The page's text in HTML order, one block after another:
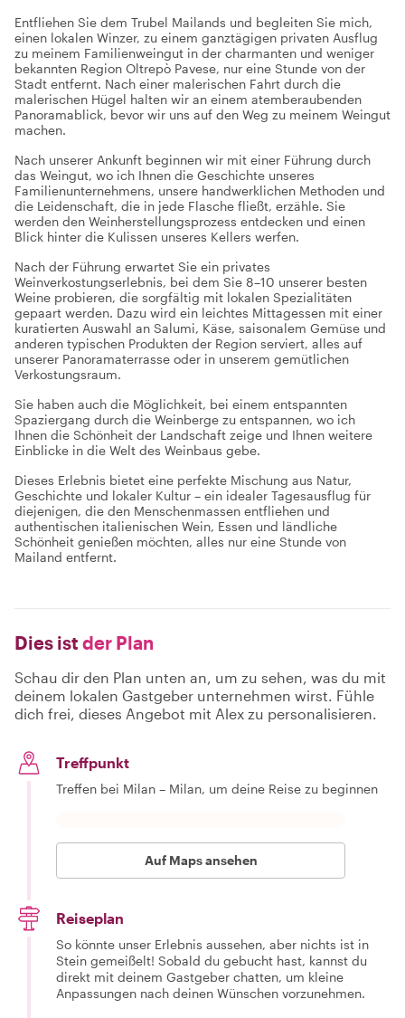
Entfliehen Sie dem Trubel Mailands und begleiten Sie mich,
einen lokalen Winzer, zu einem ganztägigen privaten Ausflug
zu meinem Familienweingut in der charmanten und weniger
bekannten Region Oltrepò Pavese, nur eine Stunde von der
Stadt entfernt. Nach einer malerischen Fahrt durch die
malerischen Hügel halten wir an einem atemberaubenden
Panoramablick, bevor wir uns auf den Weg zu meinem Weingut
machen.
Nach unserer Ankunft beginnen wir mit einer Führung durch
das Weingut, wo ich Ihnen die Geschichte unseres
Familienunternehmens, unsere handwerklichen Methoden und
die Leidenschaft, die in jede Flasche fließt, erzähle. Sie
werden den Weinherstellungsprozess entdecken und einen
Blick hinter die Kulissen unseres Kellers werfen.
Nach der Führung erwartet Sie ein privates
Weinverkostungserlebnis, bei dem Sie 8–10 unserer besten
Weine probieren, die sorgfältig mit lokalen Spezialitäten
gepaart werden. Dazu wird ein leichtes Mittagessen mit einer
kuratierten Auswahl an Salumi, Käse, saisonalem Gemüse und
anderen typischen Produkten der Region serviert, alles auf
unserer Panoramaterrasse oder in unserem gemütlichen
Verkostungsraum.
Sie haben auch die Möglichkeit, bei einem entspannten
Spaziergang durch die Weinberge zu entspannen, wo ich
Ihnen die Schönheit der Landschaft zeige und Ihnen weitere
Einblicke in die Welt des Weinbaus gebe.
Dieses Erlebnis bietet eine perfekte Mischung aus Natur,
Geschichte und lokaler Kultur – ein idealer Tagesausflug für
diejenigen, die den Menschenmassen entfliehen und
authentischen italienischen Wein, Essen und ländliche
Schönheit genießen möchten, alles nur eine Stunde von
Mailand entfernt.
Dies ist der Plan
Schau dir den Plan unten an, um zu sehen, was du mit
deinem lokalen Gastgeber unternehmen wirst. Fühle
dich frei, dieses Angebot mit Alex zu personalisieren.
Treffpunkt
Treffen bei Milan – Milan, um deine Reise zu beginnen
Auf Maps ansehen
Reiseplan
So könnte unser Erlebnis aussehen, aber nichts ist in
Stein gemeißelt! Sobald du gebucht hast, kannst du
direkt mit deinem Gastgeber chatten, um kleine
Anpassungen nach deinen Wünschen vorzunehmen.